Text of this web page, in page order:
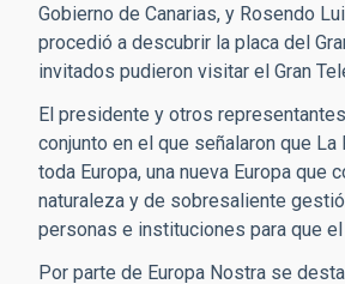
Gobierno de Canarias, y Rosendo
procedió a descubrir la placa del
invitados pudieron visitar el Gran
El presidente y otros
conjunto en el que señalaron que
toda Europa, una nueva Europa
naturaleza y de sobresaliente
personas e instituciones para que
Por parte de Europa Nostra se